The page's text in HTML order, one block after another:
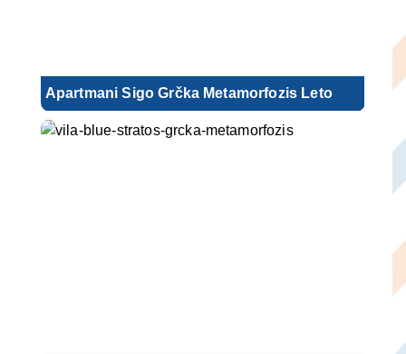
Apartmani Sigo Grčka Metamorfozis Leto